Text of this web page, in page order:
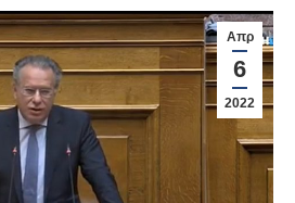
Απρ
6
2022